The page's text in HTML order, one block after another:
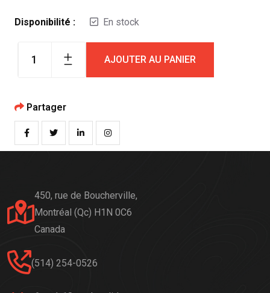
Disponibilité : En stock
AJOUTER AU PANIER
Partager
450, rue de Boucherville,
Montréal (Qc) H1N 0C6
Canada
(514) 254-0526